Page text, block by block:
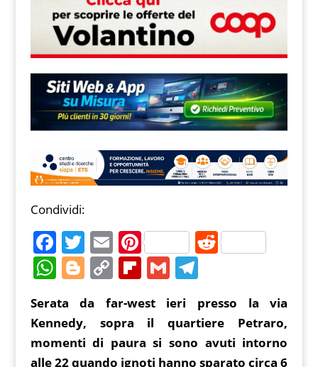
Condividi:
F
a
c
e
b
o
T
w
itt
er
E
m
ai
l
Pi
nt
er
e
st
R
di
t
W
at
s
A
Bl
o
g
g
er
C
p
y
Li
Fl
b
o
ar
G
m
ai
l
T
e
gr
a
Serata da far-west ieri presso la via
Kennedy, sopra il quartiere Petraro,
momenti di paura si sono avuti intorno
alle 22 quando ignoti hanno sparato circa 6